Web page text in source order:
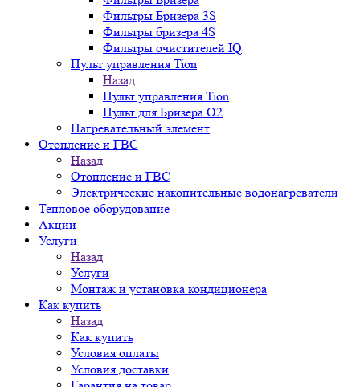
Фильтры Бризера 3S
Фильтры бризера 4S
Фильтры очистителей IQ
Пульт управления Tion
Назад
Пульт управления Tion
Пульт для Бризера O2
Нагревательный элемент
Отопление и ГВС
Назад
Отопление и ГВС
Электрические накопительные водонагреватели
Тепловое оборудование
Акции
Услуги
Назад
Услуги
Монтаж и установка кондиционера
Как купить
Назад
Как купить
Условия оплаты
Условия доставки